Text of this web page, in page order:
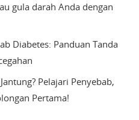
gula darah Anda dengan
Diabetes: Panduan Tanda
Pelajari Penyebab,
Pertama!